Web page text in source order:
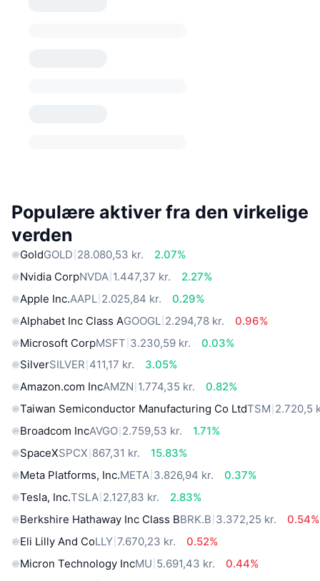
Populære aktiver fra den virkelige
verden
GoldGOLD 28.080,53 kr.
2.07%
Nvidia CorpNVDA 1.447,37 kr.
2.27%
Apple Inc.AAPL 2.025,84 kr.
0.29%
Alphabet Inc Class AGOOGL 2.294,78 kr.
0.96%
Microsoft CorpMSFT 3.230,59 kr.
0.03%
SilverSILVER 411,17 kr.
3.05%
Amazon.com IncAMZN 1.774,35 kr.
0.82%
Taiwan Semiconductor Manufacturing Co LtdTSM 2.720,5
Broadcom IncAVGO 2.759,53 kr.
1.71%
SpaceXSPCX 867,31 kr.
15.83%
Meta Platforms, Inc.META 3.826,94 kr.
0.37%
Tesla, Inc.TSLA 2.127,83 kr.
2.83%
Berkshire Hathaway Inc Class BBRK.B 3.372,25 kr.
0.54%
Eli Lilly And CoLLY 7.670,23 kr.
0.52%
Micron Technology IncMU 5.691,43 kr.
0.44%